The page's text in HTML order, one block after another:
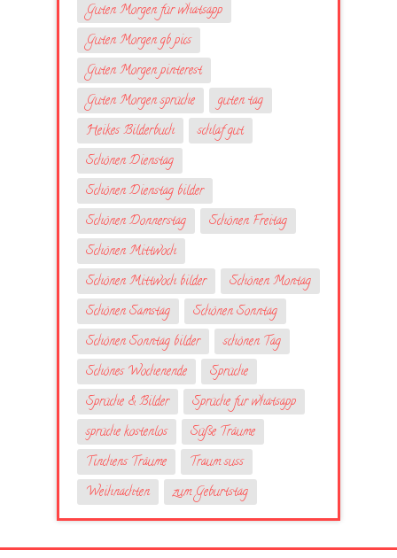
Guten Morgen für whatsapp
Guten Morgen gb pics
Guten Morgen pinterest
Guten Morgen sprüche
guten tag
Heikes Bilderbuch
schlaf gut
Schönen Dienstag
Schönen Dienstag bilder
Schönen Donnerstag
Schönen Freitag
Schönen Mittwoch
Schönen Mittwoch bilder
Schönen Montag
Schönen Samstag
Schönen Sonntag
Schönen Sonntag bilder
schönen Tag
Schönes Wochenende
Sprüche
Sprüche & Bilder
Sprüche fur whatsapp
sprüche kostenlos
Süße Träume
Tinchens Träume
Traum suss
Weihnachten
zum Geburtstag